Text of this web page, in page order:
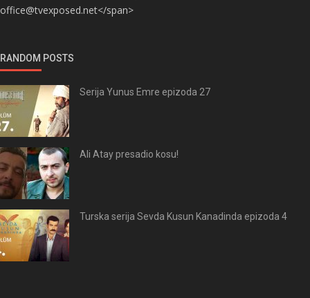
office@tvexposed.net</span>
RANDOM POSTS
Serija Yunus Emre epizoda 27
Ali Atay presadio kosu!
Turska serija Sevda Kusun Kanadinda epizoda 4